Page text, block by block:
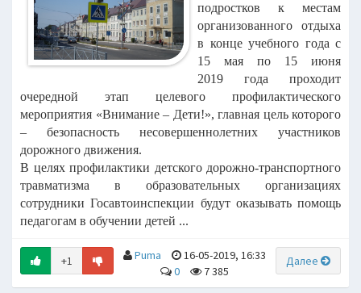
подростков к местам
организованного отдыха
в конце учебного года с
15 мая по 15 июня
2019 года проходит
очередной этап целевого профилактического
мероприятия «Внимание – Дети!», главная цель которого
– безопасность несовершеннолетних участников
дорожного движения.
В целях профилактики детского дорожно-транспортного
травматизма в образовательных организациях
сотрудники Госавтоинспекции будут оказывать помощь
педагогам в обучении детей ...
+1 Далее
Puma
16-05-2019, 16:33
0
7 385